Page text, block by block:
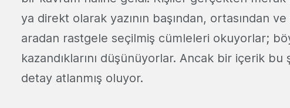
ya direkt olarak yazının başından, ortasından
aradan rastgele seçilmiş cümleleri okuyorlar;
kazandıklarını düşünüyorlar. Ancak bir içerik
detay atlanmış oluyor.